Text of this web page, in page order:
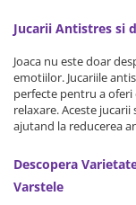
Jucarii Antistres si
Joaca nu este doar
emotiilor. Jucariile
perfecte pentru a
relaxare. Aceste
ajutand la reducerea
Descopera
Varstele